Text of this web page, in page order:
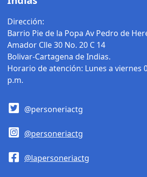
Dirección:
Barrio Pie de la Popa Av Pedro de
Amador Clle 30 No. 20 C 14
Bolivar-Cartagena de Indias.
Horario de atención: Lunes a viernes
p.m.
@personeriactg
@personeriactg
@lapersoneriactg